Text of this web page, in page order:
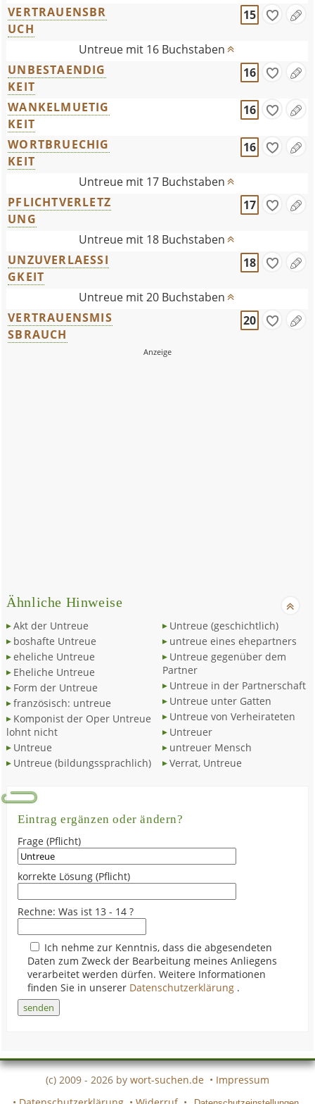
VERTRAUENSBR
UCH
15
Untreue mit 16 Buchstaben
UNBESTAENDIG
KEIT
16
WANKELMUETIG
KEIT
16
WORTBRUECHIG
KEIT
16
Untreue mit 17 Buchstaben
PFLICHTVERLETZ
UNG
17
Untreue mit 18 Buchstaben
UNZUVERLAESSI
GKEIT
18
Untreue mit 20 Buchstaben
VERTRAUENSMIS
SBRAUCH
20
Ähnliche Hinweise
Akt der Untreue
boshafte Untreue
eheliche Untreue
Eheliche Untreue
Form der Untreue
französisch: untreue
Komponist der Oper Untreue
lohnt nicht
Untreue
Untreue (bildungssprachlich)
Untreue (geschichtlich)
untreue eines ehepartners
Untreue gegenüber dem
Partner
Untreue in der Partnerschaft
Untreue unter Gatten
Untreue von Verheirateten
Untreuer
untreuer Mensch
Verrat, Untreue
Eintrag ergänzen oder ändern?
Frage (Pflicht)
korrekte Lösung (Pflicht)
Rechne: Was ist 13 - 14 ?
Ich nehme zur Kenntnis, dass die abgesendeten
Daten zum Zweck der Bearbeitung meines Anliegens
verarbeitet werden dürfen. Weitere Informationen
finden Sie in unserer Datenschutzerklärung .
(c) 2009 - 2026 by wort-suchen.de • Impressum